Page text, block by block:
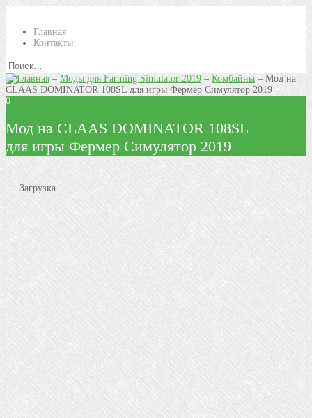
Главная
Контакты
–Моды для Farming Simulator 2019 – Комбайны – Мод на
CLAAS DOMINATOR 108SL для игры Фермер Симулятор 2019
0
Мод на CLAAS DOMINATOR 108SL
для игры Фермер Симулятор 2019
Загрузка...